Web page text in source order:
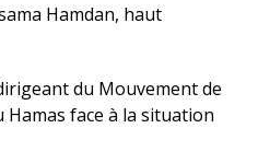
Hamdan, haut
du Mouvement de
face à la situation